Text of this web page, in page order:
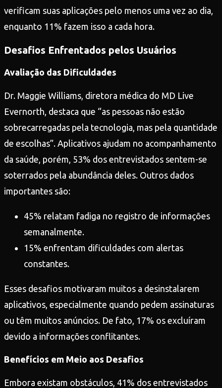
verificam suas aplicações pelo menos uma vez ao dia,
enquanto 11% fazem isso a cada hora.
Desafios Enfrentados pelos Usuários
Avaliação das Dificuldades
Dr. Maggie Williams, diretora médica do MD Live
Evernorth, destaca que “as pessoas não estão
sobrecarregadas pela tecnologia, mas pela quantidade
de escolhas”. Aplicativos ajudam no acompanhamento
da saúde, porém, 53% dos entrevistados sentem-se
soterrados pela abundância deles. Outros dados
importantes são:
45% relatam fadiga no registro de informações
semanalmente.
15% enfrentam dificuldades com alertas
constantes.
Esses desafios motivaram muitos a desinstalarem
aplicativos, especialmente quando pedem assinaturas
ou têm muitos anúncios. De fato, 17% os excluíram
devido a informações conflitantes.
Benefícios em Meio aos Desafios
Embora existam obstáculos, 41% dos entrevistados